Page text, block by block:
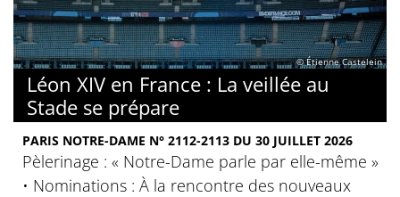
© Étienne Castelein
Léon XIV en France : La veillée au
Stade se prépare
PARIS NOTRE-DAME N° 2112-2113 DU 30 JUILLET 2026
Pèlerinage : « Notre-Dame parle par elle-même »
• Nominations : À la rencontre des nouveaux